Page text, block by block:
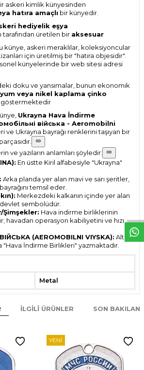
askeri kimlik künyesinden
hatıra amaçlı bir künyedir.
hediyelik eşya
tarafından üretilen bir aksesuar
künye, askeri meraklılar, koleksiyoncular
için üretilmiş bir "hatıra objesidir".
künyelerinde bir web sitesi adresi
doku ve yansımalar, bunun ekonomik
veya nikel kaplama çinko
göstermektedir
Ukrayna Hava İndirme
війська - Aeromobilni
ve Ukrayna bayrağı renklerini taşıyan bir
ve yazıların anlamları şöyledir:
En üstte Kiril alfabesiyle "Ukrayna"
Arka planda yer alan mavi ve sarı şeritler,
temsil eder.
Merkezdeki kalkanın içinde yer alan
devlet sembolüdür.
Şimşekler: Hava indirme birliklerinin
havadan operasyon kabiliyetini ve hızı
(AEROMOBILNI VIYSKA): Alt
"Hava İndirme Birlikleri" yazmaktadır.
Metal
İLGILI ÜRÜNLER SON
YENI